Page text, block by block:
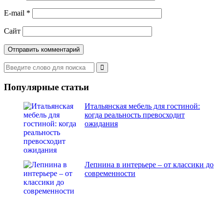
E-mail *
Сайт
Популярные статьи
Итальянская мебель для гостиной:
когда реальность превосходит
ожидания
Лепнина в интерьере – от классики до
современности